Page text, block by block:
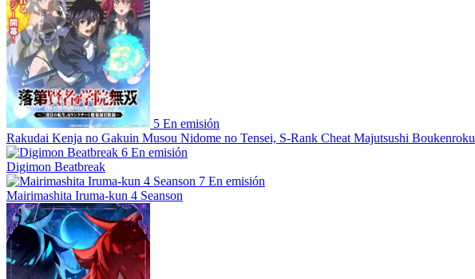
5 En emisión
Rakudai Kenja no Gakuin Musou Nidome no Tensei, S-Rank Cheat Majutsushi Boukenroku
6 En emisión
Digimon Beatbreak
7 En emisión
Mairimashita Iruma-kun 4 Seanson